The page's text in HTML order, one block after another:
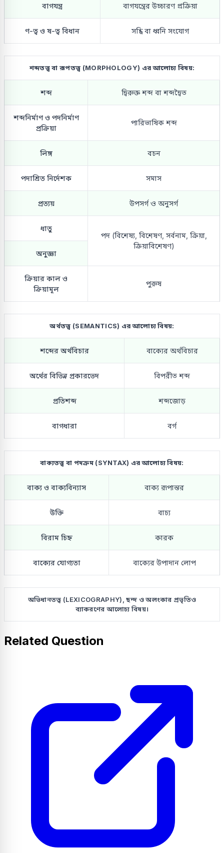
বাগযন্ত্র বাগযন্ত্রের উচ্চারণ প্রক্রিয়া
ণ-ত্ব ও ষ-ত্ব বিধান সন্ধি বা ধ্বনি সংযোগ
শব্দতত্ত্ব বা রূপতত্ত্ব (MORPHOLOGY) এর আলোচ্য বিষয়:
শব্দ দ্বিরুক্ত শব্দ বা শব্দদ্বৈত
শব্দনির্মাণ ও পদনির্মাণ
প্রক্রিয়া
পারিভাষিক শব্দ
লিঙ্গ বচন
পদাশ্রিত নির্দেশক সমাস
প্রত্যয় উপসর্গ ও অনুসর্গ
ধাতু
পদ (বিশেষ্য, বিশেষণ, সর্বনাম, ক্রিয়া,
ক্রিয়াবিশেষণ)
অনুজ্ঞা
ক্রিয়ার কাল ও
ক্রিয়ামূল
পুরুষ
অর্থতত্ত্ব (SEMANTICS) এর আলোচ্য বিষয়:
শব্দের অর্থবিচার বাক্যের অর্থবিচার
অর্থের বিভিন্ন প্রকারভেদ বিপরীত শব্দ
প্রতিশব্দ শব্দজোড়
বাগধারা বর্গ
বাক্যতত্ত্ব বা পদক্রম (SYNTAX) এর আলোচ্য বিষয়:
বাক্য ও বাক্যবিন্যাস বাক্য রূপান্তর
উক্তি বাচ্য
বিরাম চিহ্ন কারক
বাক্যের যোগ্যতা বাক্যের উপাদান লোপ
অভিধানতত্ত্ব (LEXICOGRAPHY), ছন্দ ও অলংকার প্রভৃতিও
ব্যাকরণের আলোচ্য বিষয়।
Related Question